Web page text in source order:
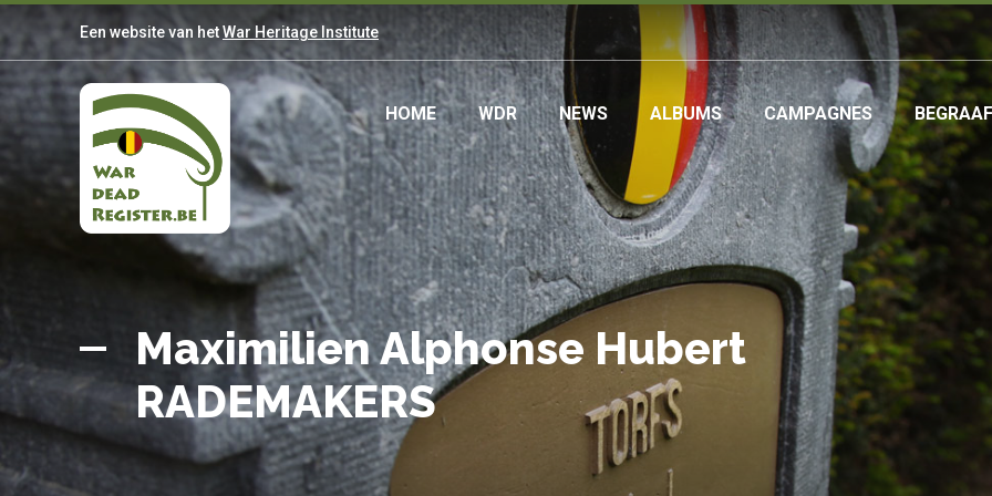
Overslaan
en
naar
de
inhoud
Een website van hetWar Heritage Institute
Belgian
War
Dead
Register
Main
navigation
HOME WDR NEWS ALBUMS CAMPAGNES
Maximilien Alphonse Hubert
RADEMAKERS